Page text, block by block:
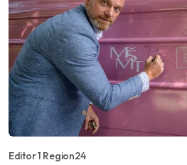
Editor 1 Region24